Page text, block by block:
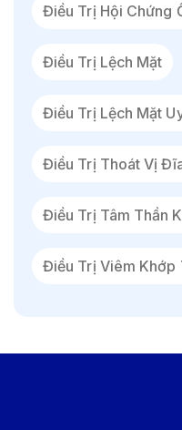
Điều Trị Hội Chứng
Điều Trị Lệch Mặt
Điều Trị Lệch Mặt
Điều Trị Thoát Vị
Điều Trị Tâm Thần
Điều Trị Viêm Khớp